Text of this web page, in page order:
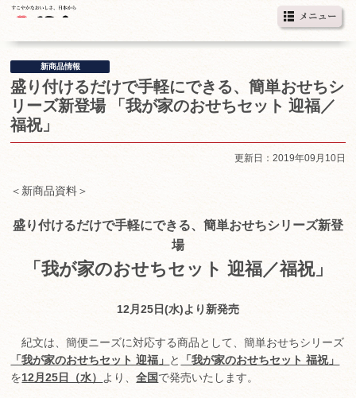
新商品情報
盛り付けるだけで手軽にできる、簡単おせちシ
リーズ新登場 「我が家のおせちセット 迎福／
福祝」
更新日：2019年09月10日
＜新商品資料＞
盛り付けるだけで手軽にできる、簡単おせちシリーズ新登
場
「我が家のおせちセット 迎福／福祝」
12月25日(水)より新発売
紀文は、簡便ニーズに対応する商品として、簡単おせちシリーズ
「我が家のおせちセット 迎福」 と
「我が家のおせちセット 福祝」
を12月25日（水） より、全国で発売いたします。